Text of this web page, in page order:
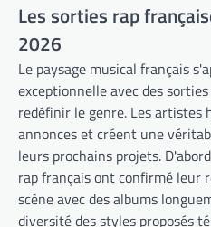
Les sorties rap
2026
Le paysage musical français
exceptionnelle avec des
redéfinir le genre. Les artistes
annonces et créent une
leurs prochains projets.
rap français ont confirmé leur
scène avec des albums
diversité des styles proposés